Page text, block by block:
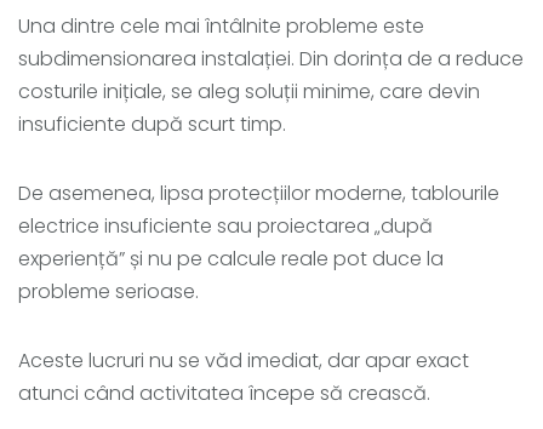
Una dintre cele mai întâlnite probleme este
subdimensionarea instalației. Din dorința de a reduce
costurile inițiale, se aleg soluții minime, care devin
insuficiente după scurt timp.
De asemenea, lipsa protecțiilor moderne, tablourile
electrice insuficiente sau proiectarea „după
experiență” și nu pe calcule reale pot duce la
probleme serioase.
Aceste lucruri nu se văd imediat, dar apar exact
atunci când activitatea începe să crească.